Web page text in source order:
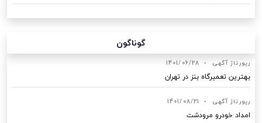
گوناگون
رپورتاژ آگهی •
1401/06/28
بهترین تعمیرگاه بنز در تهران
رپورتاژ آگهی •
1401/08/21
امداد خودرو مرودشت